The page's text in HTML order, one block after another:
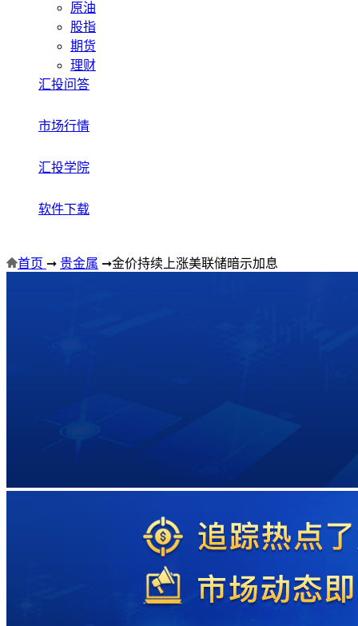
原油
股指
期货
理财
汇投问答
市场行情
汇投学院
软件下载
首页 ➞ 贵金属 ➞金价持续上涨美联储暗示加息